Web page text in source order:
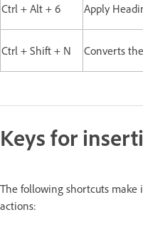
Ctrl + Alt + 6 Apply
Ctrl + Shift + N Converts
Keys for
The following shortcuts make
actions: